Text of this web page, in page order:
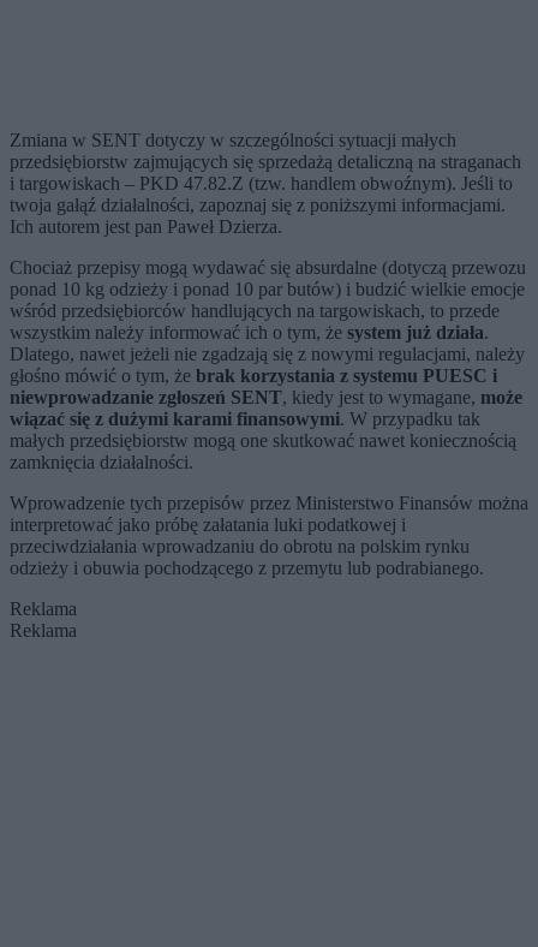
Zmiana w SENT dotyczy w szczególności sytuacji małych
przedsiębiorstw zajmujących się sprzedażą detaliczną na straganach
i targowiskach – PKD 47.82.Z (tzw. handlem obwoźnym). Jeśli to
twoja gałąź działalności, zapoznaj się z poniższymi informacjami.
Ich autorem jest pan Paweł Dzierza.
Chociaż przepisy mogą wydawać się absurdalne (dotyczą przewozu
ponad 10 kg odzieży i ponad 10 par butów) i budzić wielkie emocje
wśród przedsiębiorców handlujących na targowiskach, to przede
wszystkim należy informować ich o tym, że system już działa.
Dlatego, nawet jeżeli nie zgadzają się z nowymi regulacjami, należy
głośno mówić o tym, że brak korzystania z systemu PUESC i
niewprowadzanie zgłoszeń SENT, kiedy jest to wymagane, może
wiązać się z dużymi karami finansowymi. W przypadku tak
małych przedsiębiorstw mogą one skutkować nawet koniecznością
zamknięcia działalności.
Wprowadzenie tych przepisów przez Ministerstwo Finansów można
interpretować jako próbę załatania luki podatkowej i
przeciwdziałania wprowadzaniu do obrotu na polskim rynku
odzieży i obuwia pochodzącego z przemytu lub podrabianego.
Reklama
Reklama